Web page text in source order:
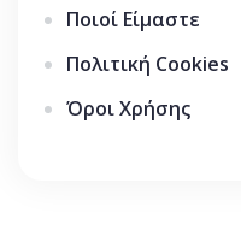
Ποιοί Είμαστε
Πολιτική Cookies
Όροι Χρήσης